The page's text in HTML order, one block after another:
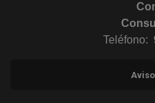
Teléfono: